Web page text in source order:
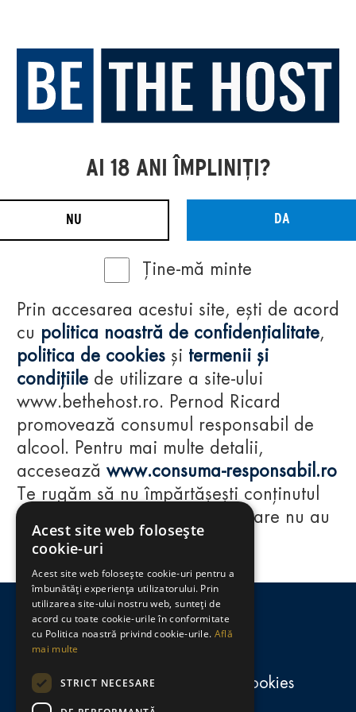
Regulamente
consumă-responsabil.ro
Politica de confidențialitate și cookies
AI 18 ANI ÎMPLINIȚI?
NU DA
Ține-mă minte
Prin accesarea acestui site, ești de acord
cu politica noastră de confidențialitate,
politica de cookies și termenii și
condițiile de utilizare a site-ului
www.bethehost.ro. Pernod Ricard
promovează consumul responsabil de
alcool. Pentru mai multe detalii,
accesează www.consuma-responsabil.ro
Te rugăm să nu împărtășești conținutul
acestui website cu persoane care nu au
împlinit vârsta de 18 ani.
Acest site web folosește
cookie-uri
Acest site web folosește cookie-uri pentru a
îmbunătăți experiența utilizatorului. Prin
utilizarea site-ului nostru web, sunteți de
acord cu toate cookie-urile în conformitate
cu Politica noastră privind cookie-urile. Află
mai multe
STRICT NECESARE